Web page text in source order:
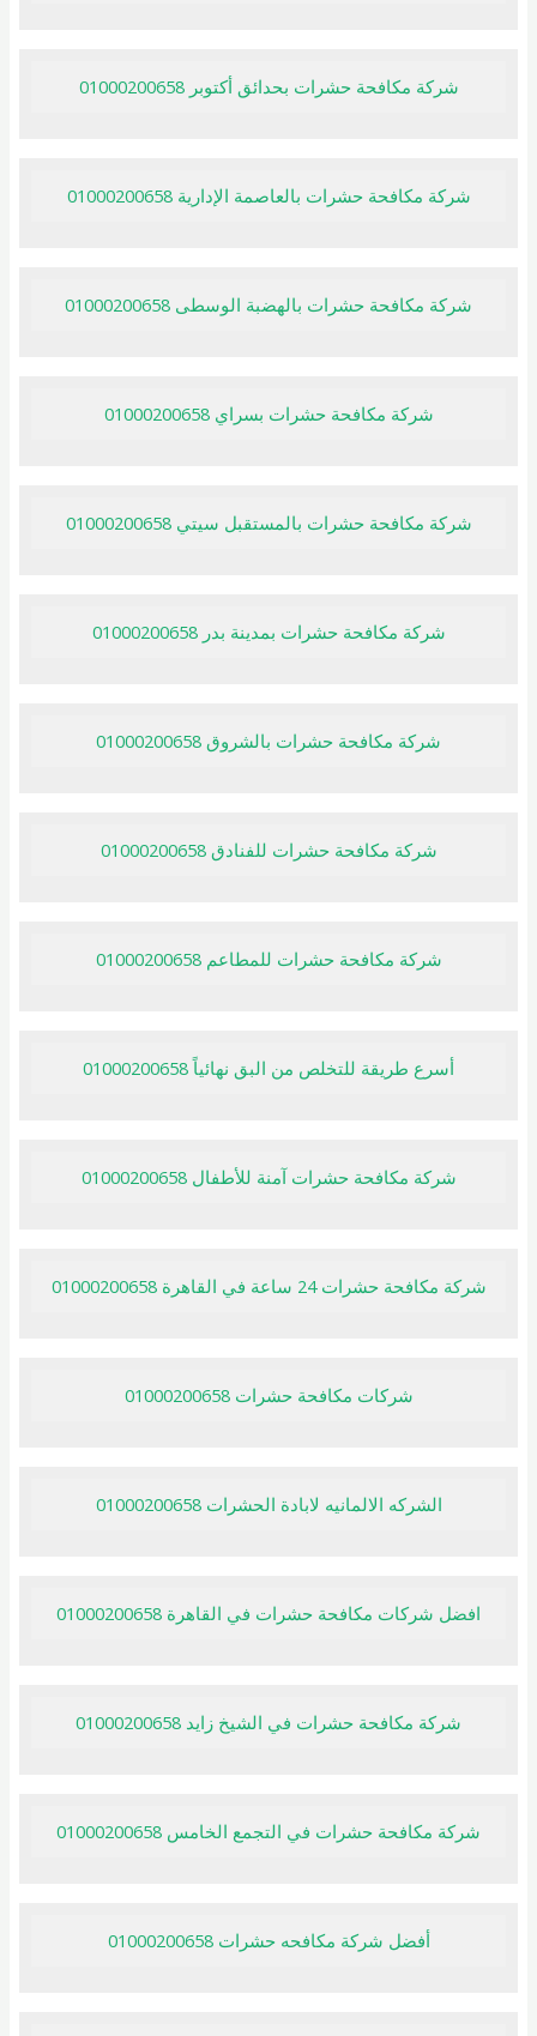
شركة مكافحة حشرات بحدائق أكتوبر 01000200658
شركة مكافحة حشرات بالعاصمة الإدارية 01000200658
شركة مكافحة حشرات بالهضبة الوسطى 01000200658
شركة مكافحة حشرات بسراي 01000200658
شركة مكافحة حشرات بالمستقبل سيتي 01000200658
شركة مكافحة حشرات بمدينة بدر 01000200658
شركة مكافحة حشرات بالشروق 01000200658
شركة مكافحة حشرات للفنادق 01000200658
شركة مكافحة حشرات للمطاعم 01000200658
أسرع طريقة للتخلص من البق نهائياً 01000200658
شركة مكافحة حشرات آمنة للأطفال 01000200658
شركة مكافحة حشرات 24 ساعة في القاهرة 01000200658
شركات مكافحة حشرات 01000200658
الشركه الالمانيه لابادة الحشرات 01000200658
افضل شركات مكافحة حشرات في القاهرة 01000200658
شركة مكافحة حشرات في الشيخ زايد 01000200658
شركة مكافحة حشرات في التجمع الخامس 01000200658
أفضل شركة مكافحه حشرات 01000200658